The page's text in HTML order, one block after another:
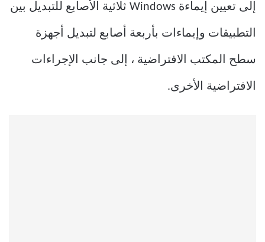
إلى تعيين إيماءة Windows ثلاثية الأصابع للتبديل بين
التطبيقات وإيماءات بأربعة أصابع لتبديل أجهزة
سطح المكتب الافتراضية ، إلى جانب الإجراءات
الافتراضية الأخرى.